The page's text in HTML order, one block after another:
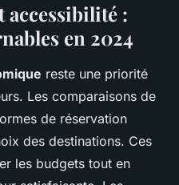
accessibilité :
en 2024
reste une priorité
Les comparaisons de
de réservation
des destinations. Ces
les budgets tout en